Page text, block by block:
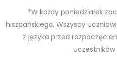
*W każdy poniedziałek
hiszpańskiego. Wszyscy
z języka przed
uczestników